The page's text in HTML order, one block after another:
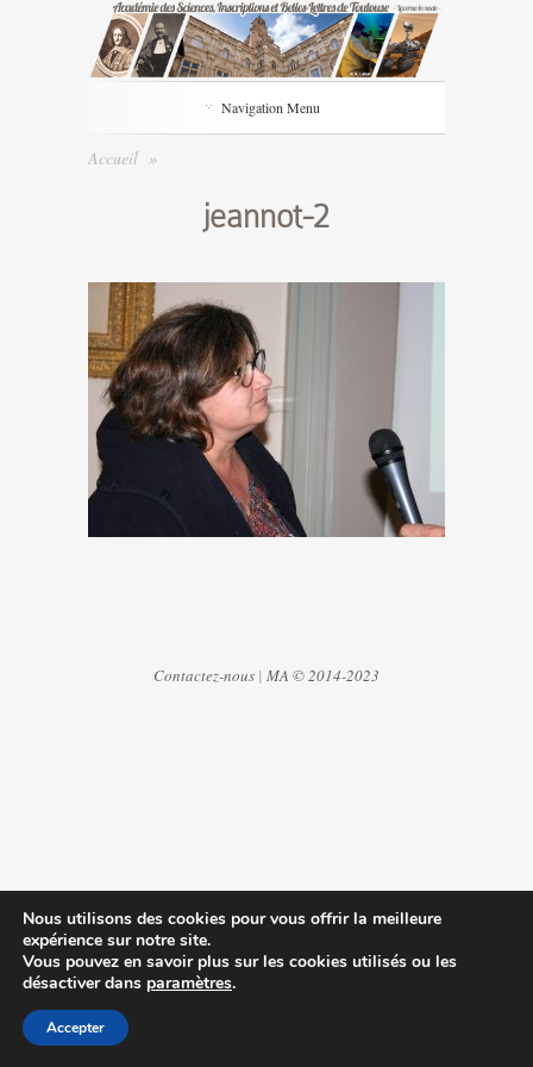
Navigation Menu
Accueil »
jeannot-2
Contactez-nous | MA © 2014-2023
Nous utilisons des cookies pour vous offrir la meilleure
expérience sur notre site.
Vous pouvez en savoir plus sur les cookies utilisés ou les
désactiver dans paramètres.
Accepter